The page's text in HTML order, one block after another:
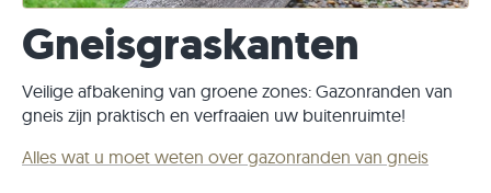
Gneisgraskanten
Veilige afbakening van groene zones: Gazonranden van
gneis zijn praktisch en verfraaien uw buitenruimte!
Alles wat u moet weten over gazonranden van gneis